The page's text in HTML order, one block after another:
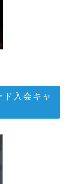
入会キャ